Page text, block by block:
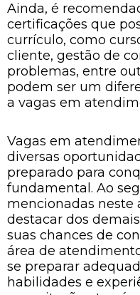
Ainda, é
certificações que
currículo, como
cliente, gestão de
problemas, entre
podem ser um
a vagas em
Vagas em
diversas
preparado para
fundamental. Ao
mencionadas neste
destacar dos
suas chances de
área de
se preparar
habilidades e